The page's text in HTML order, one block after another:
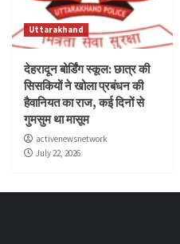
Uttarakhand
देहरादून बोर्डिंग स्कूल: छात्र की
सिसकियों ने खोला प्रबंधन की
हैवानियत का राज, कई दिनों से
गुमसुम था मासूम
activenewsnetwork
July 22, 2026